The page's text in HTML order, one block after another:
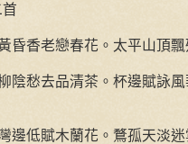
昏香老戀春花。太平山頂
陰愁去品清茶。杯邊賦詠
邊低賦木蘭花。鶩孤天淡